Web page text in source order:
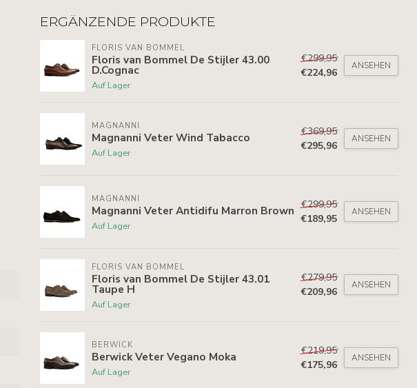
ERGÄNZENDE PRODUKTE
FLORIS VAN BOMMEL
Floris van Bommel De Stijler 43.00
D.Cognac
Auf Lager
€299,95
€224,96
ANSEHEN
MAGNANNI
Magnanni Veter Wind Tabacco
Auf Lager
€369,95
€295,96
ANSEHEN
MAGNANNI
Magnanni Veter Antidifu Marron Brown
Auf Lager
€299,95
€189,95
ANSEHEN
FLORIS VAN BOMMEL
Floris van Bommel De Stijler 43.01
Taupe H
Auf Lager
€279,95
€209,96
ANSEHEN
BERWICK
Berwick Veter Vegano Moka
Auf Lager
€219,95
€175,96
ANSEHEN